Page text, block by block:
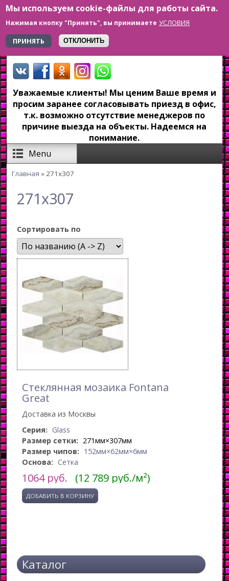
Мы используем cookie-файлы для работы сайта.
Нажимая кнопку "Принять", вы принимаете УСЛОВИЯ
ПРИНЯТЬ
ОТКЛОНИТЬ
Перейти к основному содержанию
+7 923 179-6-279
Уважаемые клиенты! Мы ценим Ваше время и
просим заранее согласовывать приезд в офис,
т.к. возможно отсутствие менеджеров по
причине выезда на объекты. Надеемся на
понимание.
Menu
Главная » 271x307
271x307
Сортировать по
Стеклянная мозаика Fontana
Great
Доставка из Москвы
Серия: Glass
Размер сетки: 271мм×307мм
Размер чипов: 152мм×62мм×6мм
Основа: Сетка
1064руб. (12 789 руб./м²)
Каталог